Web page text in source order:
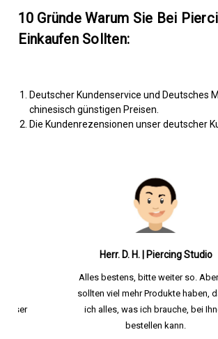
10 Gründe Warum Sie Bei
Einkaufen Sollten:
Deutscher Kundenservice und Deutsches
chinesisch günstigen Preisen.
Die Kundenrezensionen unser deutscher
Herr. D. H. | Piercing Studio
Alles bestens, bitte weiter so.
sollten viel mehr Produkte haben,
ich alles, was ich brauche, bei
bestellen kann.